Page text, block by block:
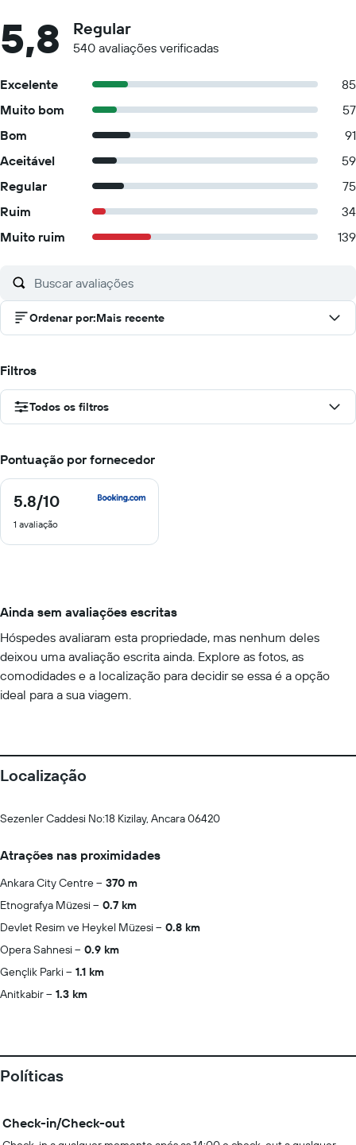
5,8 Regular
540 avaliações verificadas
Excelente
85
Muito bom
57
Bom
91
Aceitável
59
Regular
75
Ruim
34
Muito ruim
139
Ordenar por:Mais recente
Filtros
Todos os filtros
Pontuação por fornecedor
5.8/10
5.8
10
1 avaliação
Ainda sem avaliações escritas
Hóspedes avaliaram esta propriedade, mas nenhum deles
deixou uma avaliação escrita ainda. Explore as fotos, as
comodidades e a localização para decidir se essa é a opção
ideal para a sua viagem.
Localização
Sezenler Caddesi No:18 Kizilay, Ancara 06420
Atrações nas proximidades
Ankara City Centre
370 m
Etnografya Müzesi
0.7 km
Devlet Resim ve Heykel Müzesi
0.8 km
Opera Sahnesi
0.9 km
Gençlik Parki
1.1 km
Anitkabir
1.3 km
Políticas
Check-in/Check-out